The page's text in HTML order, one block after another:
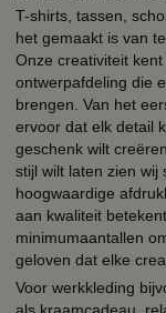
T-shirts, tassen,
het gemaakt is van
Onze creativiteit
ontwerpafdeling die
brengen. Van het
ervoor dat elk detail
geschenk wilt
stijl wilt laten zien wij
hoogwaardige
aan kwaliteit
minimumaantallen
geloven dat elke
Voor werkkleding
als kraamcadeau,